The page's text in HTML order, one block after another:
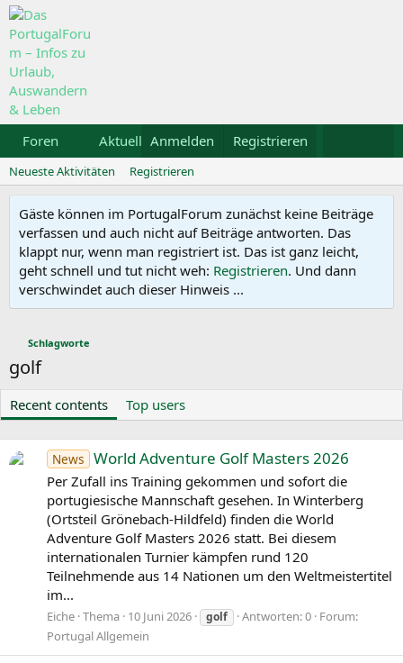
Foren Aktuelles Galerie Kalender
Anmelden Registrieren
Neueste Aktivitäten Registrieren
Gäste können im PortugalForum zunächst keine Beiträge
verfassen und auch nicht auf Beiträge antworten. Das
klappt nur, wenn man registriert ist. Das ist ganz leicht,
geht schnell und tut nicht weh: Registrieren. Und dann
verschwindet auch dieser Hinweis ...
Schlagworte
golf
Recent contents Top users
News World Adventure Golf Masters 2026
Per Zufall ins Training gekommen und sofort die
portugiesische Mannschaft gesehen. In Winterberg
(Ortsteil Grönebach-Hildfeld) finden die World
Adventure Golf Masters 2026 statt. Bei diesem
internationalen Turnier kämpfen rund 120
Teilnehmende aus 14 Nationen um den Weltmeistertitel
im...
Eiche Thema 10 Juni 2026 golf Antworten: 0 Forum:
Portugal Allgemein